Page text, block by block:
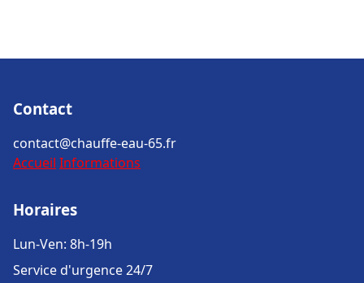
Contact
contact@chauffe-eau-65.fr
Accueil Informations
Horaires
Lun-Ven: 8h-19h
Service d'urgence 24/7